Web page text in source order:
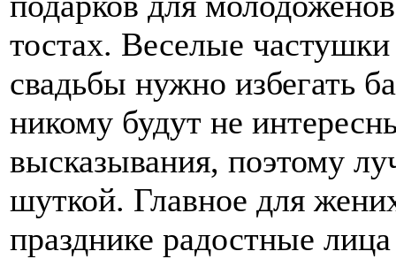
тостах. Веселые
свадьбы нужно избегать
никому будут не
высказывания, поэтому
шуткой. Главное для
празднике радостные